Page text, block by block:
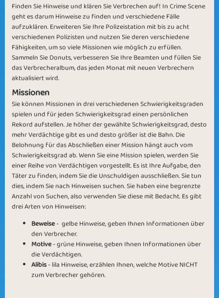
Finden Sie Hinweise und klären Sie Verbrechen auf! In Crime Scene
geht es darum Hinweise zu finden und verschiedene Fälle
aufzuklären. Erweiteren Sie Ihre Polizeistation mit bis zu acht
verschiedenen Polizisten und nutzen Sie deren verschiedene
Fähigkeiten, um so viele Missionen wie möglich zu erfüllen.
Sammeln Sie Donuts, verbesseren Sie Ihre Beamten und füllen Sie
das Verbrecheralbum, das jeden Monat mit neuen Verbrechern
aktualisiert wird.
Missionen
Sie können Missionen in drei verschiedenen Schwierigkeitsgraden
spielen und für jeden Schwierigkeitsgrad einen persönlichen
Rekord aufstellen. Je höher der gewählte Schwierigkeitsgrad, desto
mehr Verdächtige gibt es und desto größer ist die Bahn. Die
Belohnung für das Abschließen einer Mission hängt auch vom
Schwierigkeitsgrad ab. Wenn Sie eine Mission spielen, werden Sie
einer Reihe von Verdächtigen vorgestellt. Es ist Ihre Aufgabe, den
Täter zu finden, indem Sie die Unschuldigen ausschließen. Sie tun
dies, indem Sie nach Hinweisen suchen. Sie haben eine begrenzte
Anzahl von Suchen, also verwenden Sie diese mit Bedacht. Es gibt
drei Arten von Hinweisen:
Beweise- gelbe Hinweise, geben Ihnen Informationen über
den Verbrecher.
Motive- grüne Hinweise, geben Ihnen Informationen über
die Verdächtigen.
Alibis- lila Hinweise, erzählen Ihnen, welche Motive NICHT
zum Verbrecher gehören.